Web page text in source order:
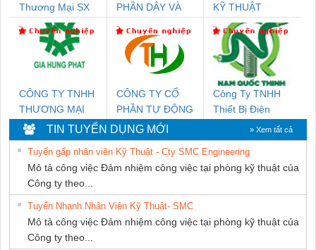
Thương Mại SX
Ba Miền
PHẦN DÂY VÀ
THƯỢNG ĐÌNH
KỸ THUẬT
KTECH VIỆT
NAM
CÔNG TY TNHH
THƯƠNG MẠI
DỊCH VỤ KỸ
THUẬT ĐIỆN CƠ
GIA HƯNG PHÁT
CÔNG TY CỔ
PHẦN TỰ ĐỘNG
TIẾN HƯNG
Công Ty TNHH
Thiết Bị Điện
Nam Quốc Thịnh
TIN TUYỂN DỤNG MỚI » Xem tất cả
Tuyển gấp nhân viên Kỹ Thuật - Cty SMC Engineering
Mô tả công việc Đảm nhiệm công việc tại phòng kỹ thuật của
Công ty theo...
Tuyển Nhanh Nhân Viên Kỹ Thuật- SMC
Mô tả công việc Đảm nhiệm công việc tại phòng kỹ thuật của
Công ty theo...